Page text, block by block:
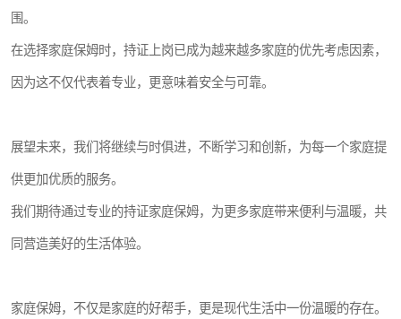
围。
在选择家庭保姆时，持证上岗已成为越来越多家庭的优先考虑因素，
因为这不仅代表着专业，更意味着安全与可靠。
展望未来，我们将继续与时俱进，不断学习和创新，为每一个家庭提
供更加优质的服务。
我们期待通过专业的持证家庭保姆，为更多家庭带来便利与温暖，共
同营造美好的生活体验。
家庭保姆，不仅是家庭的好帮手，更是现代生活中一份温暖的存在。